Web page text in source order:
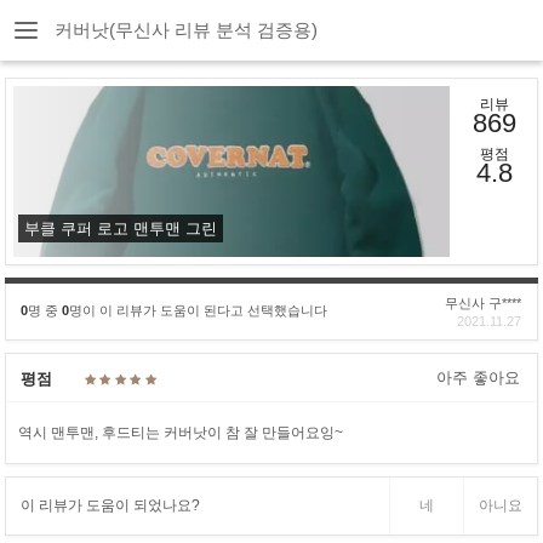
커버낫(무신사 리뷰 분석 검증용)
부클 쿠퍼 로고 맨투맨 그린
리뷰
869
평점
4.8
0명 중 0명이 이 리뷰가 도움이 된다고 선택했습니다
무신사 구****
2021.11.27
평점 아주 좋아요
역시 맨투맨, 후드티는 커버낫이 참 잘 만들어요잉~
이 리뷰가 도움이 되었나요? 네 아니요